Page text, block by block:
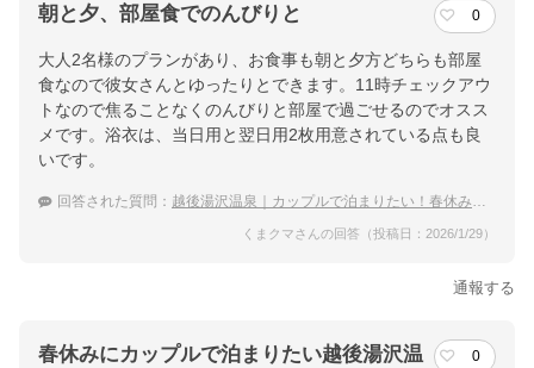
朝と夕、部屋食でのんびりと 0
大人2名様のプランがあり、お食事も朝と夕方どちらも部屋
食なので彼女さんとゆったりとできます。11時チェックアウ
トなので焦ることなくのんびりと部屋で過ごせるのでオスス
メです。浴衣は、当日用と翌日用2枚用意されている点も良
いです。
回答された質問： 越後湯沢温泉｜カップルで泊まりたい！春休みにおすすめの宿は？
くまクマさんの回答（投稿日：2026/1/29）
通報する
春休みにカップルで泊まりたい越後湯沢温
0